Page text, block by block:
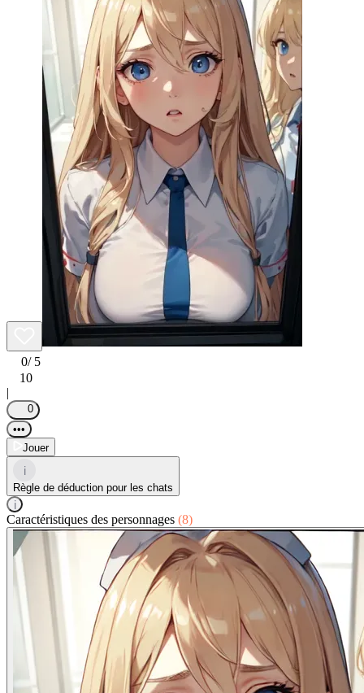
0/ 5
10
|
0
•••
Jouer
i
Règle de déduction pour les chats
i
Caractéristiques des personnages (8)